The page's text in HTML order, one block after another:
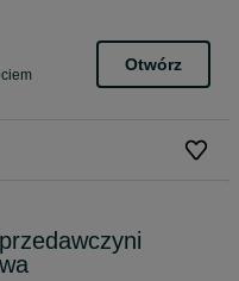
Otwórz